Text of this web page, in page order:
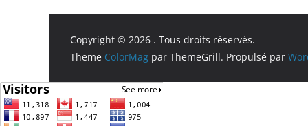
Copyright © 2026 . Tous droits réservés.
Theme ColorMag par ThemeGrill. Propulsé par